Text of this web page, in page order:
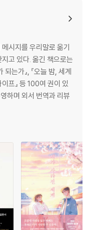
지 마라
시지를 우리말로 옮기
고 있다. 옮긴 책으로는
되는가』, 『오늘 밤, 세계
프』 등 100여 권이 있
하며 외서 번역과 리뷰